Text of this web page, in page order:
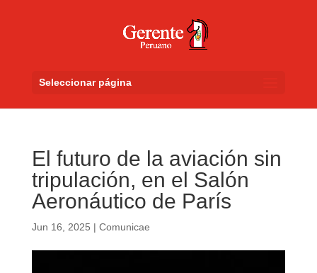
Seleccionar página
El futuro de la aviación sin
tripulación, en el Salón
Aeronáutico de París
Jun 16, 2025 | Comunicae